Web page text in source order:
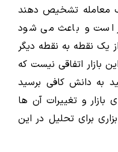
معامله تشخیص دهند
است و باعث می شود
نقطه به نقطه دیگر
بازار اتفاقی نیست که
به دانش کافی برسید
بازار و تغییرات آن ها
برای تحلیل در این